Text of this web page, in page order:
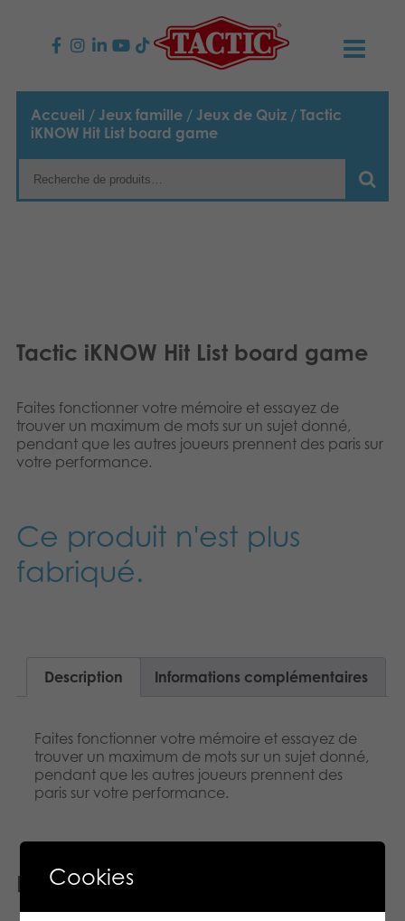
PRODUITS
Jeux enfants
Jeux famille
Produits archivés
Applications mobiles
TACTIC
Accueil / Jeux famille / Jeux de Quiz / Tactic
iKNOW Hit List board game
Tactic iKNOW Hit List board game
Faites fonctionner votre mémoire et essayez de
trouver un maximum de mots sur un sujet donné,
pendant que les autres joueurs prennent des paris sur
votre performance.
Ce produit n'est plus
fabriqué.
Description Informations complémentaires
Faites fonctionner votre mémoire et essayez de
trouver un maximum de mots sur un sujet donné,
pendant que les autres joueurs prennent des
paris sur votre performance.
Produits similaires
Cookies